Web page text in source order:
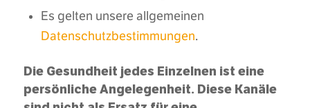
Es gelten unsere allgemeinen
Datenschutzbestimmungen.
Die Gesundheit jedes Einzelnen ist eine
persönliche Angelegenheit. Diese Kanäle